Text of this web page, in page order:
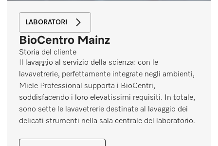
LABORATORI
BioCentro Mainz
Storia del cliente
Il lavaggio al servizio della scienza: con le
lavavetrerie, perfettamente integrate negli ambienti,
Miele Professional supporta i BioCentri,
soddisfacendo i loro elevatissimi requisiti. In totale,
sono sette le lavavetrerie destinate al lavaggio dei
delicati strumenti nella sala centrale del laboratorio.